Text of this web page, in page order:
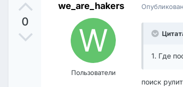
0
we_are_hakers
Пользователи
1. Где
поиск